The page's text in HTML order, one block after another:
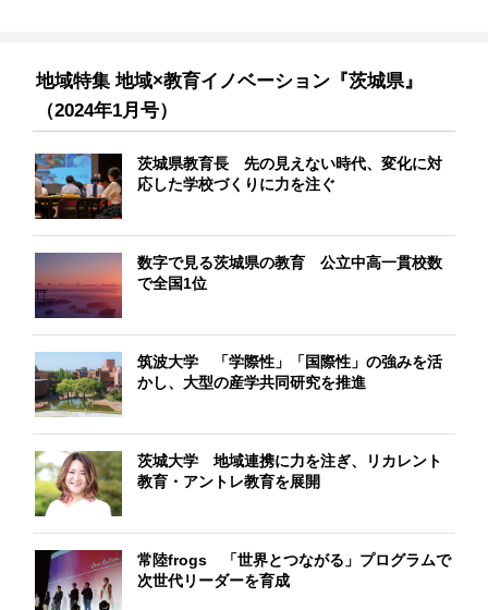
地域特集 地域×教育イノベーション『茨城県』
（2024年1月号）
茨城県教育長 先の見えない時代、変化に対
応した学校づくりに力を注ぐ
数字で見る茨城県の教育 公立中高一貫校数
で全国1位
筑波大学 「学際性」「国際性」の強みを活
かし、大型の産学共同研究を推進
茨城大学 地域連携に力を注ぎ、リカレント
教育・アントレ教育を展開
常陸frogs 「世界とつながる」プログラムで
次世代リーダーを育成